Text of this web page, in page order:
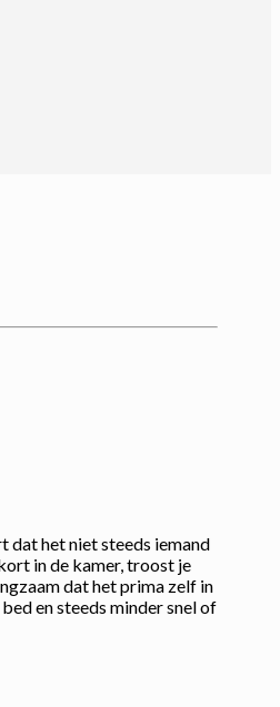
dat het niet steeds iemand
in de kamer, troost je
dat het prima zelf in
en steeds minder snel of